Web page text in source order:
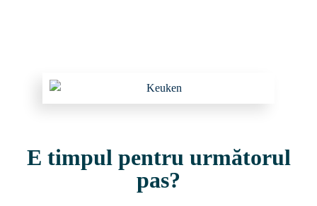
E timpul pentru următorul
pas?